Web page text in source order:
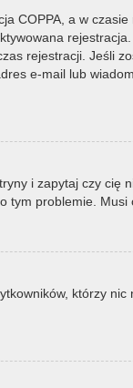
COPPA, a w czasie
rejestracji. Jeśli
e-mail lub
i zapytaj czy cię
tym problemie. Musi
którzy nic